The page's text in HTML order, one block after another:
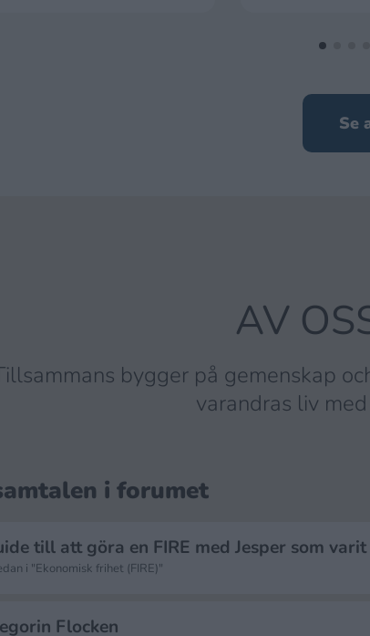
Se
AV
bygger på gemenskap
varandras liv
i forumet
till att göra en FIRE med Jesper som varit
i "Ekonomisk frihet (FIRE)"
Flocken